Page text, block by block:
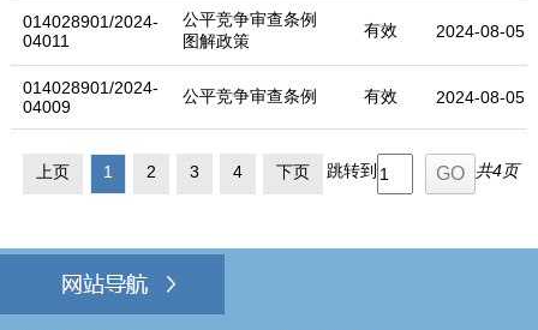
014028901/2024-
04011
公平竞争审查条例
图解政策
有效 2024-08-05
014028901/2024-
04009
公平竞争审查条例 有效 2024-08-05
上页 1 2 3 4 下页 跳转到 共4页